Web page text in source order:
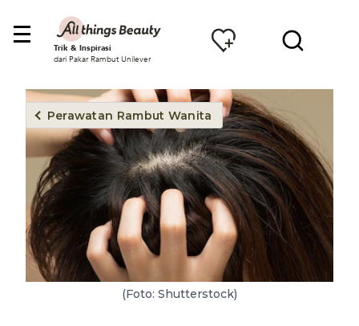
Trik & Inspirasi
dari Pakar Rambut Unilever
Perawatan Rambut Wanita
(Foto: Shutterstock)